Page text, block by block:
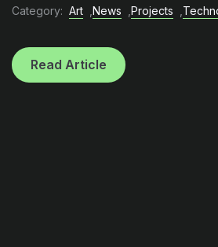
Category: Art News Projects
Read Article